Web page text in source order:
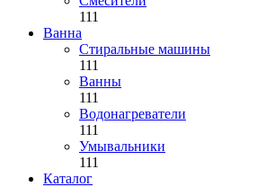
111
Ванна
Стиральные машины
111
Ванны
111
Водонагреватели
111
Умывальники
111
Каталог